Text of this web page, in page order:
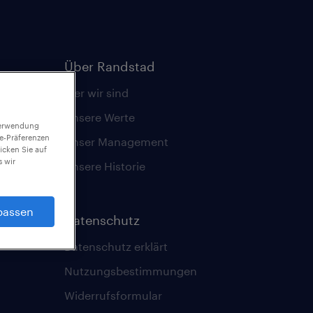
Über Randstad
Wer wir sind
Unsere Werte
Unser Management
Unsere Historie
Datenschutz
Datenschutz erklärt
Nutzungsbestimmungen
Widerrufsformular
Präferenzen
Sie auf
wir